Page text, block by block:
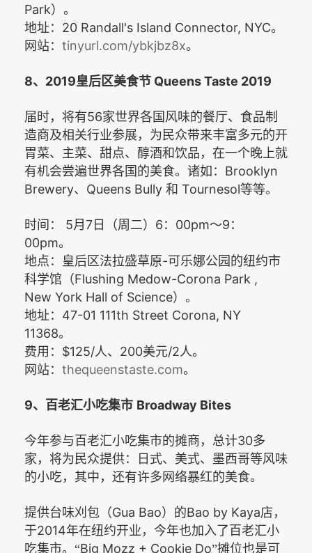
Park）。
地址： 20 Randall's Island Connector, NYC。
网站： tinyurl.com/ybkjbz8x。
8、 2019皇后区美食节 Queens Taste 2019
届时，将有56家世界各国风味的餐厅、食品制
造商及相关行业参展，为民众带来丰富多元的开
胃菜、主菜、甜点、醇酒和饮品，在一个晚上就
有机会尝遍世界各国的美食。诸如： Brooklyn
Brewery、 Queens Bully 和 Tournesol等等。
时间： 5月 7 日（周二） 6 ： 00pm～9 ：
00pm。
地点：皇后区法拉盛草原-可乐娜公园的纽约市
科学馆（Flushing Medow-Corona Park ,
New York Hall of Science）。
地址： 47-01 111th Street Corona, NY
11368。
费用： $125/人、 200美元/2人。
网站： thequeenstaste.com。
9、百老汇小吃集市 Broadway Bites
今年参与百老汇小吃集市的摊商，总计30多
家，将为民众提供：日式、美式、墨西哥等风味
的小吃，其中，还有许多网络暴红的美食。
提供台味刈包（Gua Bao）的Bao by Kaya店，
于2014年在纽约开业，今年也加入了百老汇小
吃集市。“Big Mozz + Cookie Do”摊位也是可